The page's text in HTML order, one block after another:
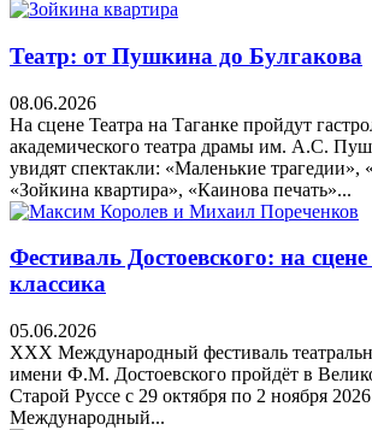
Театр: от Пушкина до Булгакова
08.06.2026
На сцене Театра на Таганке пройдут
академического театра драмы им. А.С.
увидят спектакли: «Маленькие трагедии»,
«Зойкина квартира», «Каинова печать»...
Фестиваль Достоевского: на
классика
05.06.2026
XXX Международный фестиваль
имени Ф.М. Достоевского пройдёт в
Старой Руссе с 29 октября по 2 ноября
Международный...